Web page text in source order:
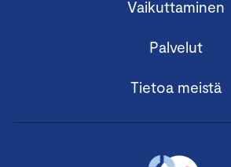
ennakkoilmoittautumista. Tietoiskussa
Vaikuttaminen
Palvelut
Tietoa meistä